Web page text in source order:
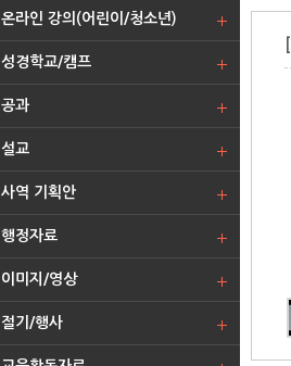
온라인 강의(어린이/청소년)
성경학교/캠프
공과
설교
사역 기획안
행정자료
이미지/영상
절기/행사